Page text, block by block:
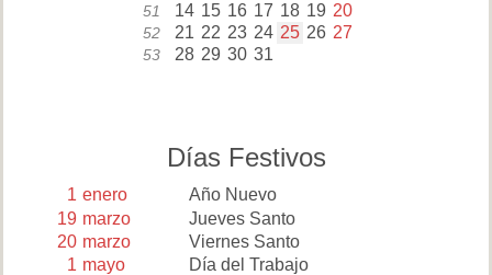
51 14 15 16 17 18 19 20
52 21 22 23 24 25 26 27
53 28 29 30 31
Días Festivos
1 enero
Año Nuevo
19 marzo
Jueves Santo
20 marzo
Viernes Santo
1 mayo
Día del Trabajo